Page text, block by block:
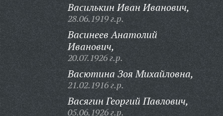
Василькин Иван Иванович,
28.06.1919 г.р.
Васинеев Анатолий
Иванович,
20.07.1926 г.р.
Васютина Зоя Михайловна,
21.02.1916 г.р.
Васягин Георгий Павлович,
05.06.1926 г.р.